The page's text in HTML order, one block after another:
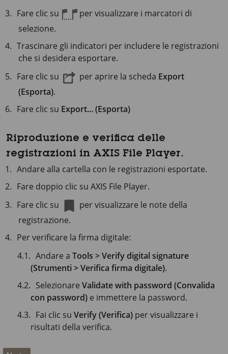
Fare clic su
per visualizzare i marcatori di
selezione.
Trascinare gli indicatori per includere le registrazioni
che si desidera esportare.
Fare clic su
per aprire la scheda Export
(Esporta).
Fare clic su Export... (Esporta)
Riproduzione e verifica delle
registrazioni in AXIS File Player.
Andare alla cartella con le registrazioni esportate.
Fare doppio clic su AXIS File Player.
Fare clic su
per visualizzare le note della
registrazione.
Per verificare la firma digitale:
Andare aTools > Verify digital signature
(Strumenti > Verifica firma digitale).
SelezionareValidate with password (Convalida
con password) e immettere la password.
Fai clic suVerify (Verifica) per visualizzare i
risultati della verifica.